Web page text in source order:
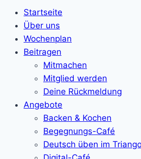
Startseite
Über uns
Wochenplan
Beitragen
Mitmachen
Mitglied werden
Deine Rückmeldung
Angebote
Backen & Kochen
Begegnungs-Café
Deutsch üben im